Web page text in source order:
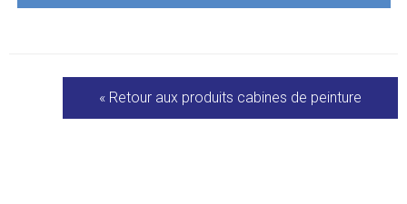
« Retour aux produits cabines de peinture